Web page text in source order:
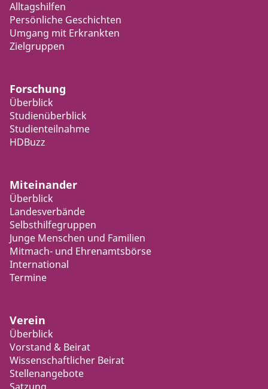
Alltagshilfen
Persönliche Geschichten
Umgang mit Erkrankten
Zielgruppen
Forschung
Überblick
Studienüberblick
Studienteilnahme
HDBuzz
Miteinander
Überblick
Landesverbände
Selbsthilfegruppen
Junge Menschen und Familien
Mitmach- und Ehrenamtsbörse
International
Termine
Verein
Überblick
Vorstand & Beirat
Wissenschaftlicher Beirat
Stellenangebote